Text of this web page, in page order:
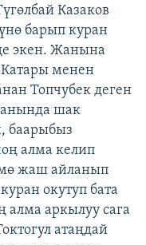
Казаков
барып куран
экен. Жанына
менен
Топчубек деген
шак
баарыбыз
алма келип
жаш айланып
окутуп бата
алма аркылуу сага
атаңдай